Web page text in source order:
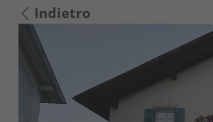
Indietro